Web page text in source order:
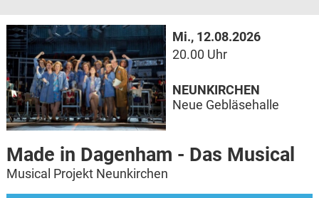
Mi., 12.08.2026
20.00 Uhr
Made in Dagenham - Das Musical
Musical Projekt Neunkirchen
NEUNKIRCHEN
Neue Gebläsehalle